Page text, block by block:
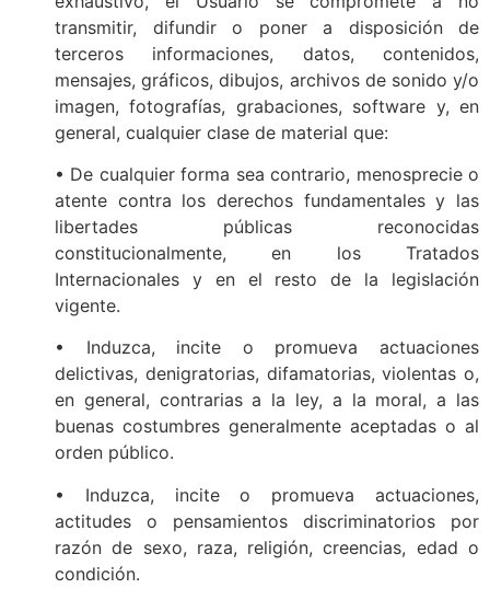
transmitir, difundir o poner a disposición de
terceros informaciones, datos, contenidos,
mensajes, gráficos, dibujos, archivos de sonido y/o
imagen, fotografías, grabaciones, software y, en
general, cualquier clase de material que:
• De cualquier forma sea contrario, menosprecie o
atente contra los derechos fundamentales y las
libertades públicas reconocidas
constitucionalmente, en los Tratados
Internacionales y en el resto de la legislación
vigente.
• Induzca, incite o promueva actuaciones
delictivas, denigratorias, difamatorias, violentas o,
en general, contrarias a la ley, a la moral, a las
buenas costumbres generalmente aceptadas o al
orden público.
• Induzca, incite o promueva actuaciones,
actitudes o pensamientos discriminatorios por
razón de sexo, raza, religión, creencias, edad o
condición.